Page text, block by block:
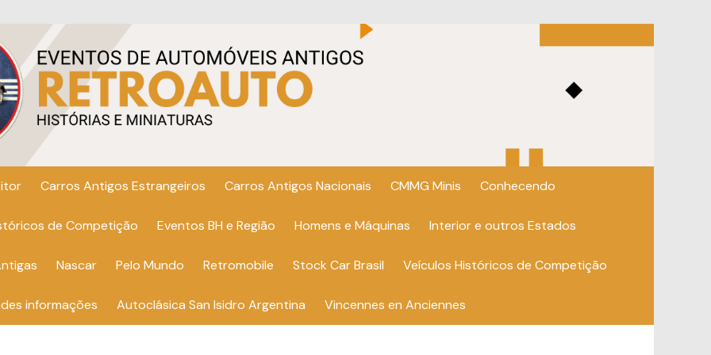
Carros Antigos Estrangeiros Carros Antigos Nacionais CMMG Minis Conhecendo
de Competição Eventos BH e Região Homens e Máquinas Interior e outros Estados
Nascar Pelo Mundo Retromobile Stock Car Brasil Veículos Históricos de Competição
informações Autoclásica San Isidro Argentina Vincennes en Anciennes